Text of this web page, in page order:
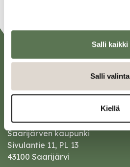
Salli kaikki
Salli valinta
Kiellä
Saarijärven kaupunki
Sivulantie 11, PL 13
43100 Saarijärvi